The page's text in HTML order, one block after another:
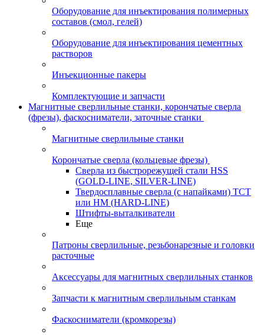
Оборудование для инъектирования полимерных
составов (смол, гелей)
Оборудование для инъектирования цементных
растворов
Инъекционные пакеры
Комплектующие и запчасти
Магнитные сверлильные станки, корончатые сверла
(фрезы), фаскосниматели, заточные станки
Магнитные сверлильные станки
Корончатые сверла (кольцевые фрезы)
Сверла из быстрорежущей стали HSS
(GOLD-LINE, SILVER-LINE)
Твердосплавные сверла (с напайками) ТСТ
или HM (HARD-LINE)
Штифты-выталкиватели
Еще
Патроны сверлильные, резьбонарезные и головки
расточные
Аксессуары для магнитных сверлильных станков
Запчасти к магнитным сверлильным станкам
Фаскосниматели (кромкорезы)